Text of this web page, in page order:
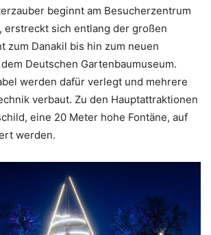
beginnt am Besucherzentrum
erstreckt sich entlang der großen
zum Danakil bis hin zum neuen
Deutschen Gartenbaumuseum.
werden dafür verlegt und mehrere
verbaut. Zu den Hauptattraktionen
eine 20 Meter hohe Fontäne, auf
werden.